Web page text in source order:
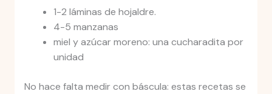
1-2 láminas de hojaldre.
4-5 manzanas
miel y azúcar moreno: una cucharadita por
unidad
No hace falta medir con báscula: estas recetas se